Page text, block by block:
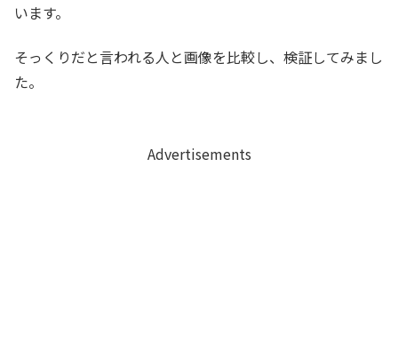
います。
そっくりだと言われる人と画像を比較し、検証してみまし
た。
Advertisements